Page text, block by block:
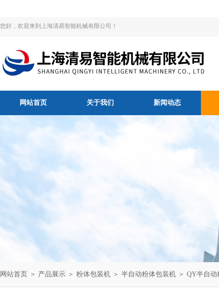
您好，欢迎来到上海清易智能机械有限公司！
网站首页 关于我们 新闻动态
网站首页 ＞ 产品展示 ＞ 粉体包装机 ＞ 半自动粉体包装机 ＞ QY半自